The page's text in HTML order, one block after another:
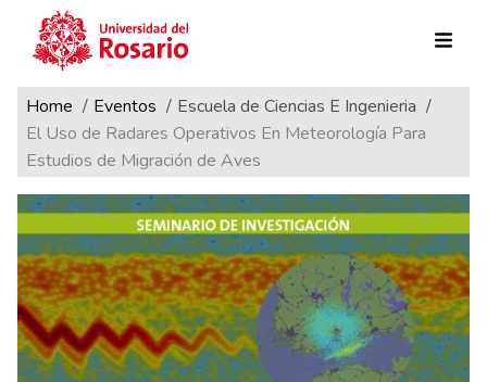
Pasar al contenido principal
Ruta de navegación
Home Eventos
Escuela de Ciencias E Ingenieria
El Uso de Radares Operativos En Meteorología Para
Estudios de Migración de Aves